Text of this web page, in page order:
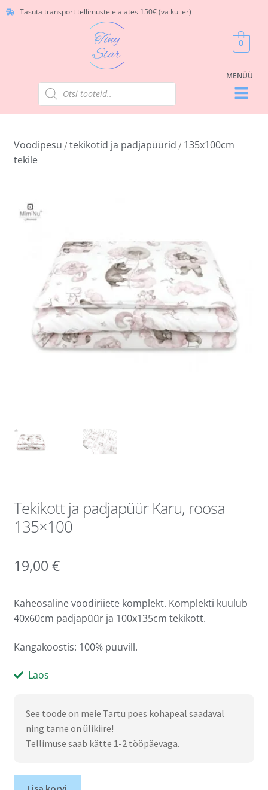
Tasuta transport tellimustele alates 150€ (va kuller)
0
Voodipesu /tekikotid ja padjapüürid / 135x100cm
tekile
Tekikott ja padjapüür Karu, roosa
135×100
19,00 €
Kaheosaline voodiriiete komplekt. Komplekti kuulub
40x60cm padjapüür ja 100x135cm tekikott.
Kangakoostis: 100% puuvill.
Laos
See toode on meie Tartu poes kohapeal saadaval
ning tarne on ülikiire!
Tellimuse saab kätte 1-2 tööpäevaga.